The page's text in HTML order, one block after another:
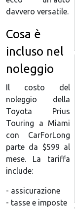
davvero versatile.
Cosa è
incluso nel
noleggio
Il costo del
noleggio della
Toyota Prius
Touring a Miami
con CarForLong
parte da $599 al
mese. La tariffa
include:
- assicurazione
- tasse e imposte